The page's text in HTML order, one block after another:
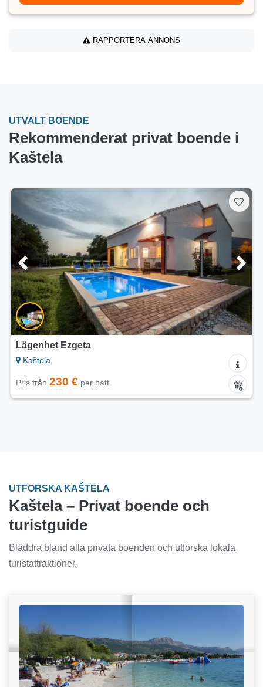
RAPPORTERA ANNONS
UTVALT BOENDE
Rekommenderat privat boende i
Kaštela
Lägenhet Ezgeta
Kaštela
Pris från 230 € per natt
UTFORSKA KAŠTELA
Kaštela – Privat boende och
turistguide
Bläddra bland alla privata boenden och utforska lokala
turistattraktioner.